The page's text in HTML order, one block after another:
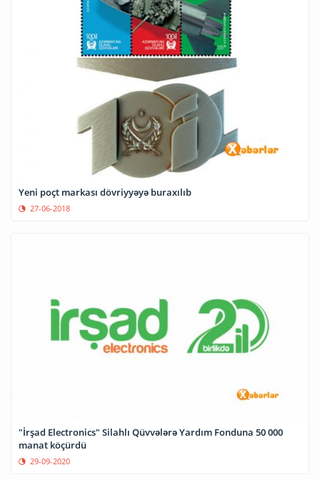
Yeni poçt markası dövriyyəyə buraxılıb
27-06-2018
"İrşad Electronics" Silahlı Qüvvələrə Yardım Fonduna 50 000
manat köçürdü
29-09-2020